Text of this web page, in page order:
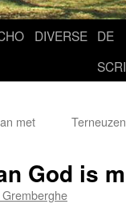
DIVERSE DE
met
God is